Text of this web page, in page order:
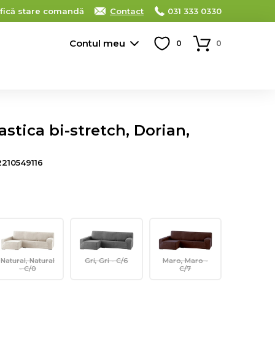
stare comandă Contact 031 333 0330
Contul meu 0 0
bi-stretch, Dorian,
Natural, Natural
- C/0
Gri, Gri - C/6
Maro, Maro -
C/7